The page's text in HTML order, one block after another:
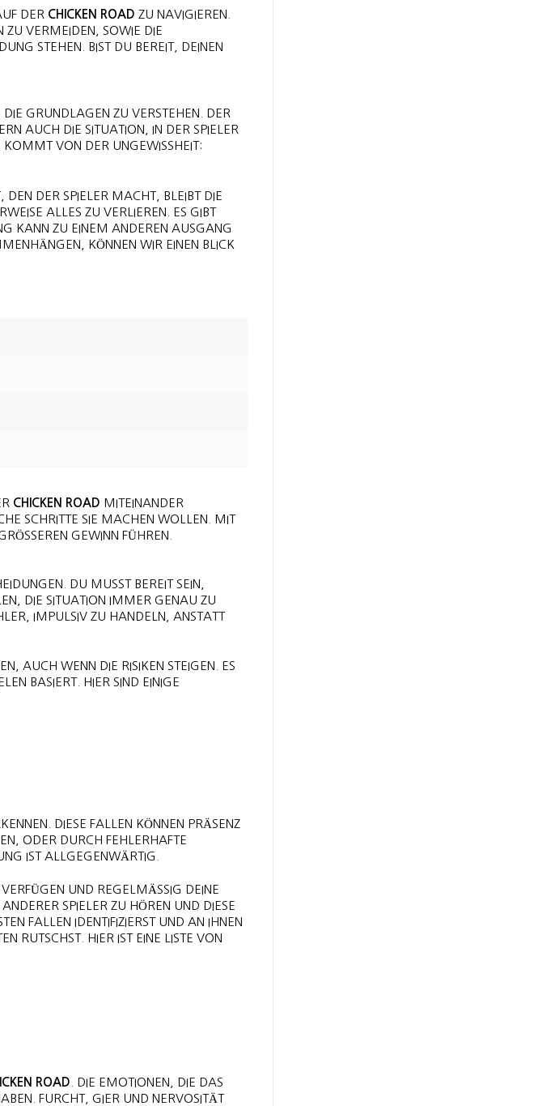
DER CHICKEN ROAD ZU NAVIGIEREN.
ZU VERMEIDEN, SOWIE DIE
STEHEN. BIST DU BEREIT, DEINEN
GRUNDLAGEN ZU VERSTEHEN. DER
AUCH DIE SITUATION, IN DER SPIELER
KOMMT VON DER UNGEWISSHEIT:
DEN DER SPIELER MACHT, BLEIBT DIE
ALLES ZU VERLIEREN. ES GIBT
KANN ZU EINEM ANDEREN AUSGANG
KÖNNEN WIR EINEN BLICK
CHICKEN ROAD MITEINANDER
SCHRITTE SIE MACHEN WOLLEN. MIT
GEWINN FÜHREN.
DU MUSST BEREIT SEIN,
DIE SITUATION IMMER GENAU ZU
IMPULSIV ZU HANDELN, ANSTATT
AUCH WENN DIE RISIKEN STEIGEN. ES I
BASIERT. HIER SIND EINIGE Ü
DIESE FALLEN KÖNNEN PRÄSENZ
ODER DURCH FEHLERHAFTE
IST ALLGEGENWÄRTIG.
UND REGELMÄSSIG DEINE U
SPIELER ZU HÖREN UND DIESE L
FALLEN IDENTIFIZIERST UND AN IHNEN A
RUTSCHST. HIER IST EINE LISTE VON F
ROAD . DIE EMOTIONEN, DIE DAS
FURCHT, GIER UND NERVOSITÄT